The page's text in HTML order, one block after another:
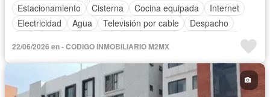
Estacionamiento
Cisterna Cocina equipada
Internet
Electricidad
Agua Televisión por cable
Despacho
22/06/2026 en - CODIGO INMOBILIARIO M2MX